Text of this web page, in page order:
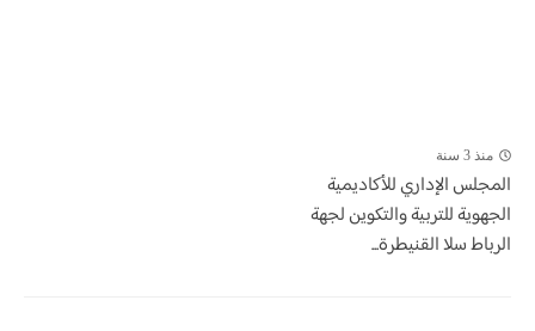
منذ 3 سنة
المجلس الإداري للأكاديمية
الجهوية للتربية والتكوين لجهة
الرباط سلا القنيطرة...